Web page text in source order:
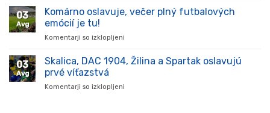
súťaži
oslavuje
v
03
Avg
Komárno oslavuje, večer plný futbalových
emócií je tu!
Komentarji so izklopljeni
oslavuje,
03
Avg
Skalica, DAC 1904, Žilina a Spartak oslavujú
prvé víťazstvá
Komentarji so izklopljeni